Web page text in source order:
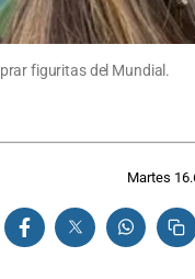
figuritas del Mundial.
Martes